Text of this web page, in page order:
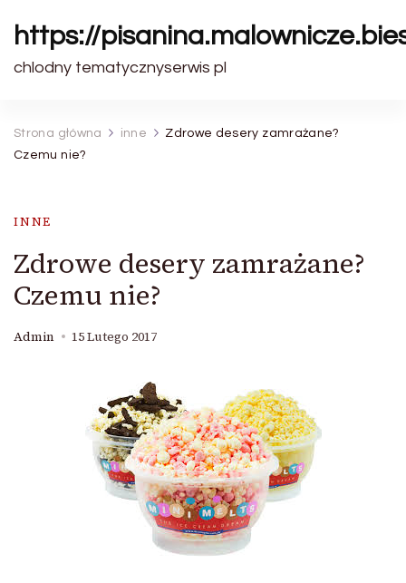
https://
chlodny tematycznyserwis pl
Strona główna inne
Zdrowe desery zamrażane?
Czemu nie?
INNE
Zdrowe desery zamrażane?
Czemu nie?
Admin 15 Lutego 2017